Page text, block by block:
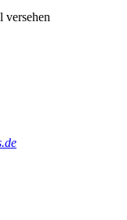
versehen